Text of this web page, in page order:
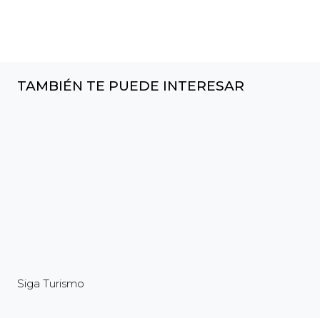
TAMBIÉN TE PUEDE INTERESAR
Siga Turismo